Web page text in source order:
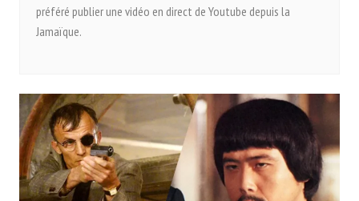
préféré publier une vidéo en direct de Youtube depuis la
Jamaïque.